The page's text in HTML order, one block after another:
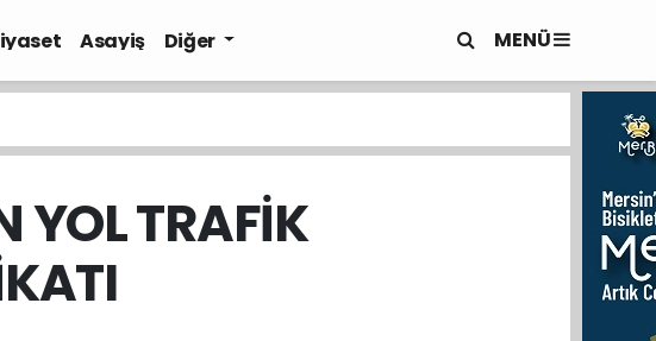
Asayiş Diğer MENÜ
YOL TRAFİK